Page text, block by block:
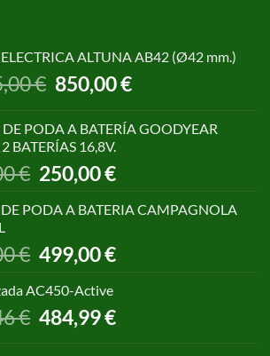
ALTUNA AB42 (Ø42 mm.)
€ El
precio
era:
1.055,00 €.
850,00€El
precio
es:
DE PODA A BATERÍA GOODYEAR
BATERÍAS 16,8V.
€ El
precio
original
299,00 €.
250,00€El
precio
actual
250,00 €.
PODA A BATERIA CAMPAGNOLA
€
El
precio
original
650,00 €.
499,00€El
precio
499,00 €.
AC450-Active
€
El
precio
484,99€El
precio